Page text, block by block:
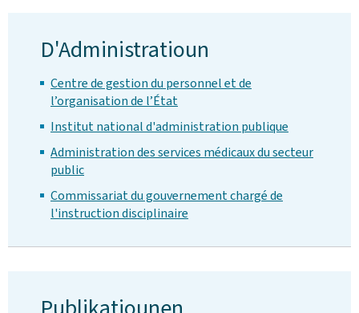
D'Administratioun
Centre de gestion du personnel et de
l’organisation de l’État
Institut national d'administration publique
Administration des services médicaux du secteur
public
Commissariat du gouvernement chargé de
l'instruction disciplinaire